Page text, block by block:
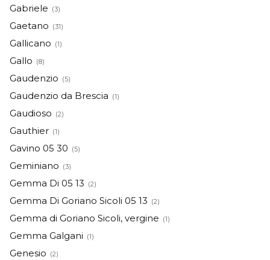
Gabriele (3)
Gaetano (31)
Gallicano (1)
Gallo (8)
Gaudenzio (5)
Gaudenzio da Brescia (1)
Gaudioso (2)
Gauthier (1)
Gavino 05 30 (5)
Geminiano (3)
Gemma Di 05 13 (2)
Gemma Di Goriano Sicoli 05 13 (2)
Gemma di Goriano Sicoli, vergine (1)
Gemma Galgani (1)
Genesio (2)